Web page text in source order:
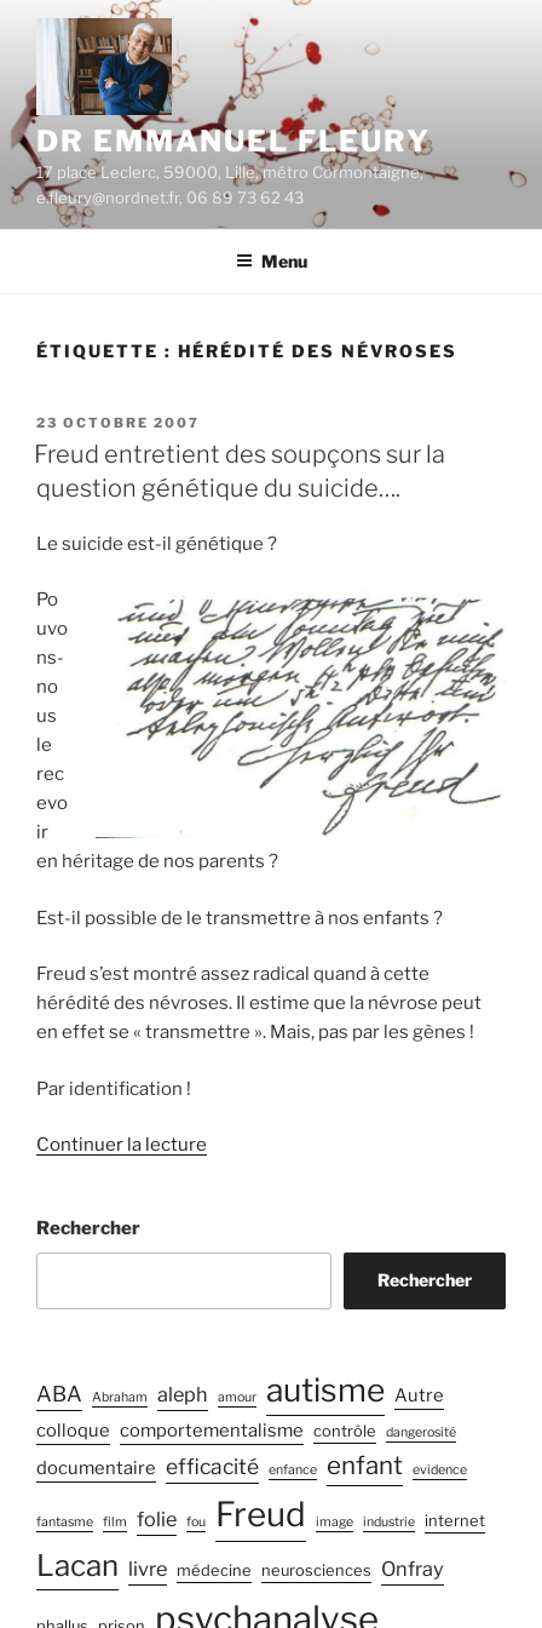
Aller
contenu
principal
DR EMMANUEL FLEURY
17 place Leclerc, 59000, Lille, métro Cormontaigne,
e.fleury@nordnet.fr, 06 89 73 62 43
Menu
ÉTIQUETTE : HÉRÉDITÉ DES NÉVROSES
PUBLIÉ
LE
23 OCTOBRE 2007
Freud entretient des soupçons sur la
question génétique du suicide….
Le suicide est-il génétique ?
Po
uvo
ns-
no
us
le
rec
evo
ir
en héritage de nos parents ?
Est-il possible de le transmettre à nos enfants ?
Freud s’est montré assez radical quand à cette
hérédité des névroses. Il estime que la névrose peut
en effet se « transmettre ». Mais, pas par les gènes !
Par identification !
Continuer la lecture
soupçons
du
suicide…. »
Rechercher
Rechercher
ABA Abraham aleph amour autisme Autre
colloque comportementalisme contrôle dangerosité
documentaire efficacité enfance enfant evidence
fantasme film folie fou Freud image industrie internet
Lacan livre médecine neurosciences Onfray
psychanalyse